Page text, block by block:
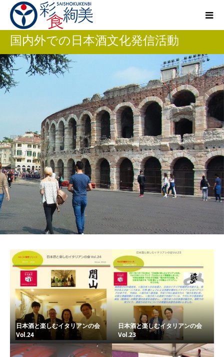
国内外での日本酒文化発信活動
国内をはじめ、イタリア、フランス、ドイツ、ポーランドなどで
行った、 日本酒文化発信活動を紹介しています。
日本酒と楽しむイタリアンの会
Vol.24
日本酒と楽しむイタリアンの会
Vol.23